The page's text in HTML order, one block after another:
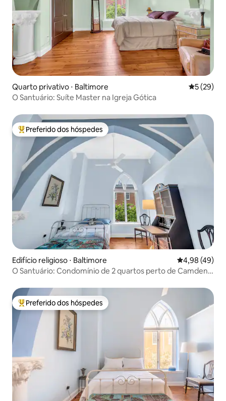
Quarto privativo ⋅ Baltimore 5 de uma
5 (29)
O Santuário: Suíte Master na Igreja Gótica
Entre os melhores preferidos dos hóspedes
Preferido dos hóspedes
Edifício religioso ⋅ Baltimore 4,98 de uma
4,98 (49)
O Santuário: Condomínio de 2 quartos perto de Camden
Entre os melhores preferidos dos hóspedes
Preferido dos hóspedes